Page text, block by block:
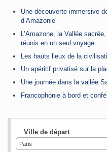
Une découverte immersive
d’Amazonie
L’Amazone, la Vallée
réunis en un seul voyage
Les hauts lieux de la
Un apéritif privatisé sur la
Une journée dans la vallée
Francophonie à bord et
Ville de départ
Paris